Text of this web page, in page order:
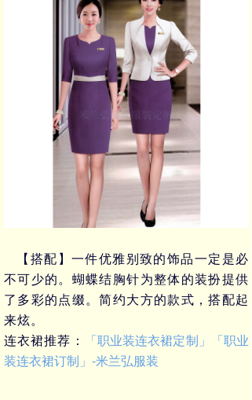
【搭配】一件优雅别致的饰品一定是必
不可少的。蝴蝶结胸针为整体的装扮提供
了多彩的点缀。简约大方的款式，搭配起
来炫。
连衣裙推荐：
「职业装连衣裙定制」「职业
装连衣裙订制」-米兰弘服装